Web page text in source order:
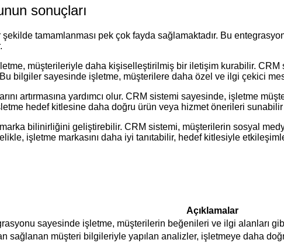
sonuçları
tamamlanması pek çok fayda sağlamaktadır. Bu
müşterileriyle daha kişiselleştirilmiş bir iletişim kurabilir.
bilgiler sayesinde işletme, müşterilere daha özel ve ilgi çekici
artırmasına yardımcı olur. CRM sistemi sayesinde, işletme
hedef kitlesine daha doğru ürün veya hizmet önerileri sunabilir
bilinirliğini geliştirebilir. CRM sistemi, müşterilerin sosyal
işletme markasını daha iyi tanıtabilir, hedef kitlesiyle
Açıklamalar
sayesinde işletme, müşterilerin beğenileri ve ilgi alanları
sağlanan müşteri bilgileriyle yapılan analizler, işletmeye daha